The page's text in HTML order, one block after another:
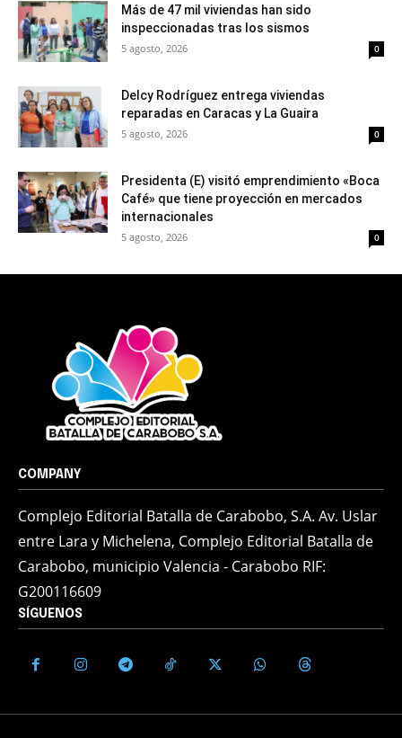
Más de 47 mil viviendas han sido
inspeccionadas tras los sismos
5 agosto, 2026 0
Delcy Rodríguez entrega viviendas
reparadas en Caracas y La Guaira
5 agosto, 2026 0
Presidenta (E) visitó emprendimiento «Boca
Café» que tiene proyección en mercados
internacionales
5 agosto, 2026 0
COMPANY
Complejo Editorial Batalla de Carabobo, S.A. Av. Uslar
entre Lara y Michelena, Complejo Editorial Batalla de
Carabobo, municipio Valencia - Carabobo RIF:
G200116609
SÍGUENOS